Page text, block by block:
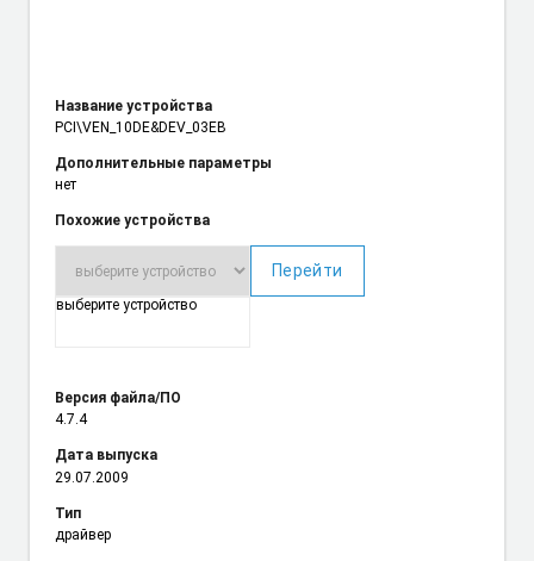
Название устройства
PCI\VEN_10DE&DEV_03EB
Дополнительные параметры
нет
Похожие устройства
выберите устройство
Перейти
Версия файла/ПО
4.7.4
Дата выпуска
29.07.2009
Тип
драйвер